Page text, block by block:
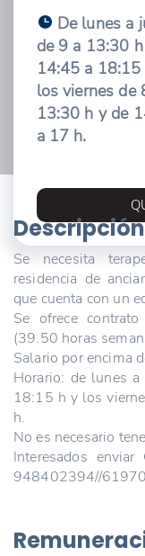
De lunes a
de 9 a 13:30
14:45 a 18:15
los viernes de
13:30 h y de
a 17 h.
Se necesita
residencia de
que cuenta con un
Se ofrece
(39.50 horas
Salario por encima
Horario: de lunes
18:15 h y los
h.
No es necesario
Interesados
948402394//